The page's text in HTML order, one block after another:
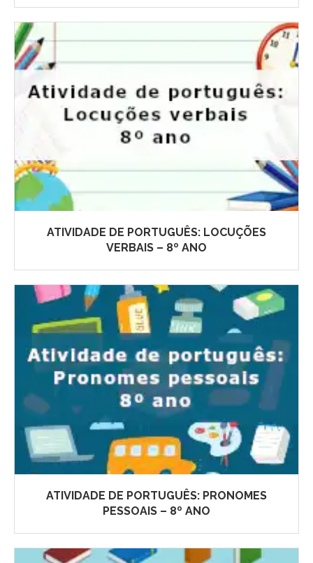
ATIVIDADE DE PORTUGUÊS: LOCUÇÕES
VERBAIS – 8º ANO
ATIVIDADE DE PORTUGUÊS: PRONOMES
PESSOAIS – 8º ANO